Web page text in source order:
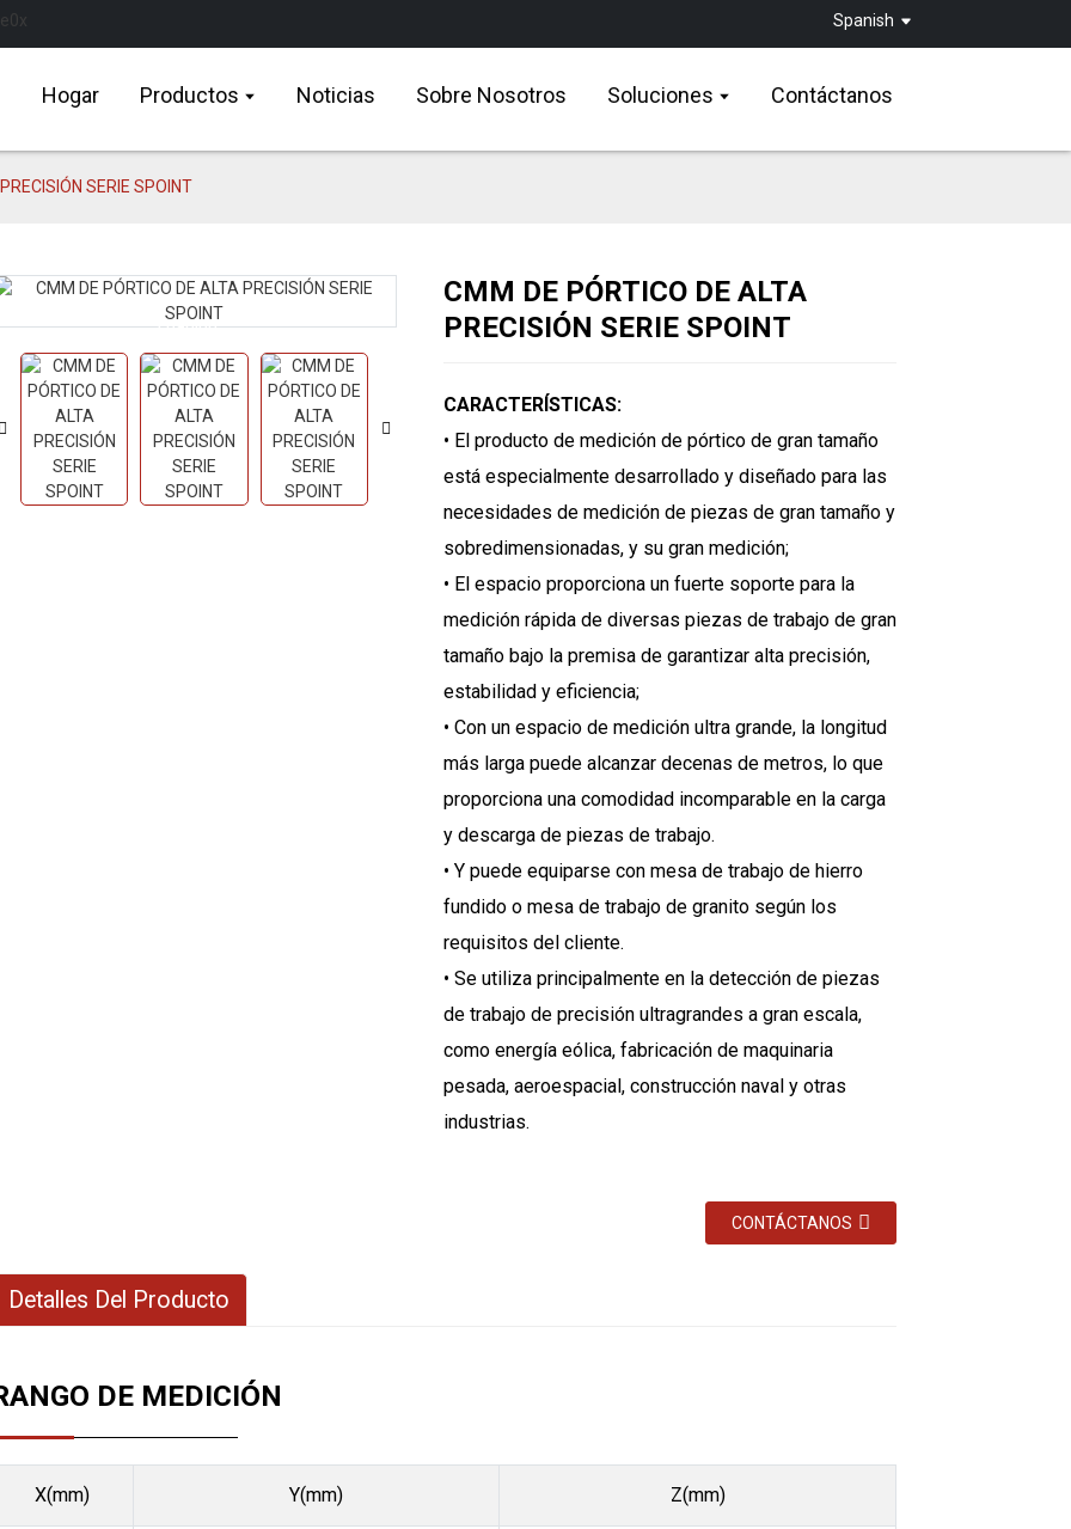
Spanish
Hogar Productos Noticias Sobre Nosotros Soluciones Contáctanos
SERIE SPOINT
Loading...
Loading... Loading...
Loading...
CMM DE PÓRTICO DE ALTA
PRECISIÓN SERIE SPOINT
CARACTERÍSTICAS:
• El producto de medición de pórtico de gran tamaño
está especialmente desarrollado y diseñado para las
necesidades de medición de piezas de gran tamaño y
sobredimensionadas, y su gran medición;
• El espacio proporciona un fuerte soporte para la
medición rápida de diversas piezas de trabajo de gran
tamaño bajo la premisa de garantizar alta precisión,
estabilidad y eficiencia;
• Con un espacio de medición ultra grande, la longitud
más larga puede alcanzar decenas de metros, lo que
proporciona una comodidad incomparable en la carga
y descarga de piezas de trabajo.
• Y puede equiparse con mesa de trabajo de hierro
fundido o mesa de trabajo de granito según los
requisitos del cliente.
• Se utiliza principalmente en la detección de piezas
de trabajo de precisión ultragrandes a gran escala,
como energía eólica, fabricación de maquinaria
pesada, aeroespacial, construcción naval y otras
industrias.
CONTÁCTANOS
Detalles Del Producto
DE MEDICIÓN
X(mm) Y(mm) Z(mm)